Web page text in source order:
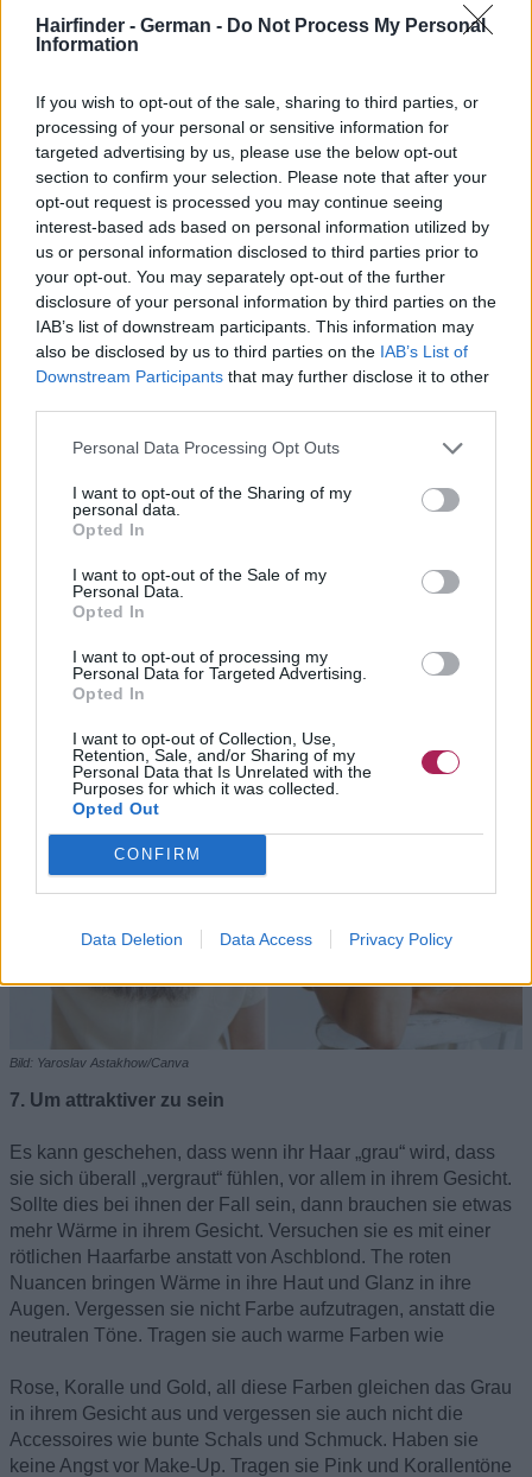
Hairfinder - German - Do Not Process My Personal
Information
If you wish to opt-out of the sale, sharing to third parties, or
processing of your personal or sensitive information for
targeted advertising by us, please use the below opt-out
section to confirm your selection. Please note that after your
opt-out request is processed you may continue seeing
interest-based ads based on personal information utilized by
us or personal information disclosed to third parties prior to
your opt-out. You may separately opt-out of the further
disclosure of your personal information by third parties on the
IAB’s list of downstream participants. This information may
also be disclosed by us to third parties on the IAB’s List of
Downstream Participants that may further disclose it to other
Personal Data Processing Opt Outs
I want to opt-out of the Sharing of my
personal data.
Opted In
I want to opt-out of the Sale of my
Personal Data.
Opted In
I want to opt-out of processing my
Personal Data for Targeted Advertising.
Opted In
I want to opt-out of Collection, Use,
Retention, Sale, and/or Sharing of my
Personal Data that Is Unrelated with the
Purposes for which it was collected.
Opted Out
CONFIRM
Data Deletion Data Access Privacy Policy
allen“ Lösung ist. Am Anfang sollte immer eine gute Beratung
und gute Kommunikation stehen. Es gibt so viele, die immer
doch gar nichts bringt, sondern von ihrer Schönheit ablenkt
(mehr dazu später). Das ist nicht der Fehler der Friseure, weil
diese ja wollen, dass sie mit ihrer Frisur udn Farbe super
aussehen. Der neue Trend unserer Zeit ist nun endlich, dass
man mit silbernen Haaren super gut aussieht. Fragen sie
sich selbst, wie sehe ich mich selbst und wie will ich mich
sehen?
5. Um anderen zu gefallen
Ihre Familie und ihre Freunde tun es, warum sollten sie
6. Aus Spass!
Dies ist sehr verständlich, vor allem wenn man eine
der ich mein Haar in Pink oder in Lavendel trug. Allerding um
zu einem sexy Silberfuchs zu werden, sollten sie das Pink
Bild: Yaroslav Astakhow/Canva
7. Um attraktiver zu sein
Es kann geschehen, dass wenn ihr Haar „grau“ wird, dass
sie sich überall „vergraut“ fühlen, vor allem in ihrem Gesicht.
Sollte dies bei ihnen der Fall sein, dann brauchen sie etwas
mehr Wärme in ihrem Gesicht. Versuchen sie es mit einer
rötlichen Haarfarbe anstatt von Aschblond. The roten
Nuancen bringen Wärme in ihre Haut und Glanz in ihre
Augen. Vergessen sie nicht Farbe aufzutragen, anstatt die
neutralen Töne. Tragen sie auch warme Farben wie
Rose, Koralle und Gold, all diese Farben gleichen das Grau
in ihrem Gesicht aus und vergessen sie auch nicht die
Accessoires wie bunte Schals und Schmuck. Haben sie
keine Angst vor Make-Up. Tragen sie Pink und Korallentöne